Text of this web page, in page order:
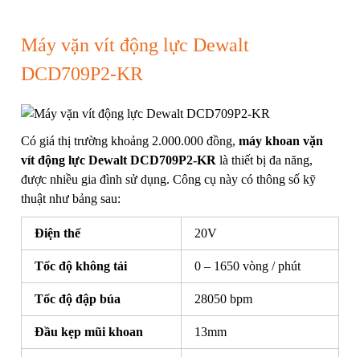
Máy vặn vít động lực Dewalt
DCD709P2-KR
Có giá thị trường khoảng 2.000.000 đồng, máy khoan vặn
vít động lực Dewalt DCD709P2-KR là thiết bị đa năng,
được nhiều gia đình sử dụng. Công cụ này có thông số kỹ
thuật như bảng sau:
Điện thế 20V
Tốc độ không tải 0 – 1650 vòng / phút
Tốc độ đập búa 28050 bpm
Đầu kẹp mũi khoan 13mm